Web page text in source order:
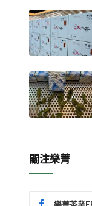
關注樂菁
樂菁茶業